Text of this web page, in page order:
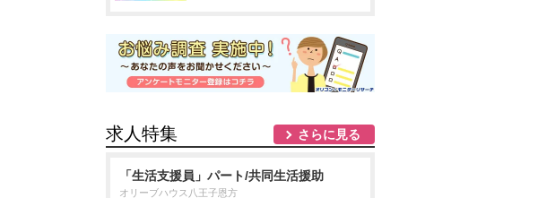
求人特集 さらに見る
「生活支援員」パート/共同生活援助
オリーブハウス八王子恩方